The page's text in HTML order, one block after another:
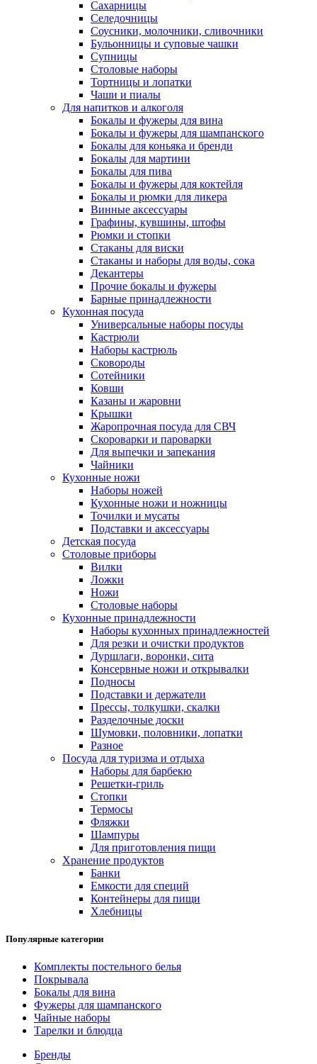
Сахарницы
Селедочницы
Соусники, молочники, сливочники
Бульонницы и суповые чашки
Супницы
Столовые наборы
Тортницы и лопатки
Чаши и пиалы
Для напитков и алкоголя
Бокалы и фужеры для вина
Бокалы и фужеры для шампанского
Бокалы для коньяка и бренди
Бокалы для мартини
Бокалы для пива
Бокалы и фужеры для коктейля
Бокалы и рюмки для ликера
Винные аксессуары
Графины, кувшины, штофы
Рюмки и стопки
Стаканы для виски
Стаканы и наборы для воды, сока
Декантеры
Прочие бокалы и фужеры
Барные принадлежности
Кухонная посуда
Универсальные наборы посуды
Кастрюли
Наборы кастрюль
Сковороды
Сотейники
Ковши
Казаны и жаровни
Крышки
Жаропрочная посуда для СВЧ
Скороварки и пароварки
Для выпечки и запекания
Чайники
Кухонные ножи
Наборы ножей
Кухонные ножи и ножницы
Точилки и мусаты
Подставки и аксессуары
Детская посуда
Столовые приборы
Вилки
Ложки
Ножи
Столовые наборы
Кухонные принадлежности
Наборы кухонных принадлежностей
Для резки и очистки продуктов
Дуршлаги, воронки, сита
Консервные ножи и открывалки
Подносы
Подставки и держатели
Прессы, толкушки, скалки
Разделочные доски
Шумовки, половники, лопатки
Разное
Посуда для туризма и отдыха
Наборы для барбекю
Решетки-гриль
Стопки
Термосы
Фляжки
Шампуры
Для приготовления пищи
Хранение продуктов
Банки
Емкости для специй
Контейнеры для пищи
Хлебницы
Популярные категории
Комплекты постельного белья
Покрывала
Бокалы для вина
Фужеры для шампанского
Чайные наборы
Тарелки и блюдца
Бренды